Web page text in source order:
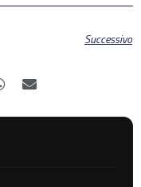
Successivo